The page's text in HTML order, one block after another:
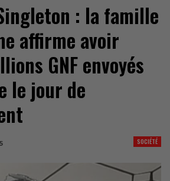
: la famille
affirme avoir
GNF envoyés
le jour de
SOCIÉTÉ